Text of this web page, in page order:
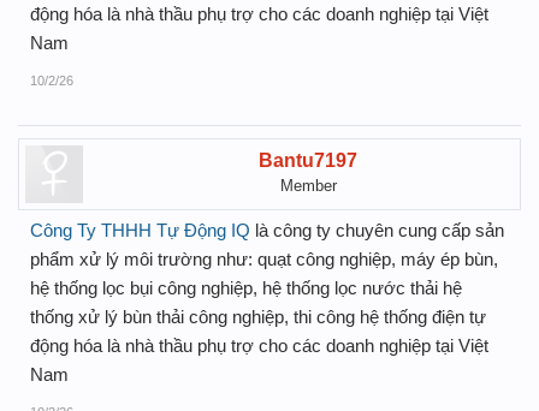
động hóa là nhà thầu phụ trợ cho các doanh nghiệp tại Việt
Nam
10/2/26
Bantu7197
Member
Công Ty THHH Tự Động IQ là công ty chuyên cung cấp sản
phẩm xử lý môi trường như: quạt công nghiệp, máy ép bùn,
hệ thống lọc bụi công nghiệp, hệ thống lọc nước thải hệ
thống xử lý bùn thải công nghiệp, thi công hệ thống điện tự
động hóa là nhà thầu phụ trợ cho các doanh nghiệp tại Việt
Nam